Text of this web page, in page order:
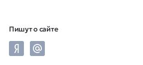
Пишут о сайте